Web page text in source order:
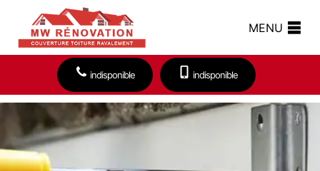
MENU
indisponible indisponible